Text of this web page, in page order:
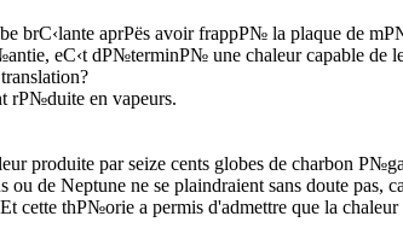
aprРёs avoir frappР№ la plaque de
eС‹t dР№terminР№ une chaleur capable de
rР№duite en vapeurs.
par seize cents globes de charbon
de Neptune ne se plaindraient sans doute pas,
thР№orie a permis d'admettre que la